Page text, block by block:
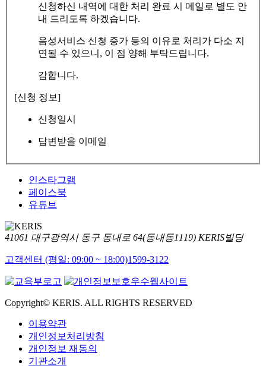
신청하신 내역에 대한 처리 완료 시 메일로 별도 안
내 드리도록 하겠습니다.
음성서비스 신청 증가 등의 이유로 처리가 다소 지
연될 수 있으니, 이 점 양해 부탁드립니다.
감합니다.
[신청 정보]
신청일시
답변받을 이메일
인스타그램
페이스북
유튜브
41061 대구광역시 동구 동내로 64(동내동1119) KERIS빌딩
고객센터 (평일: 09:00 ~ 18:00)1599-3122
Copyright© KERIS. ALL RIGHTS RESERVED
이용약관
개인정보처리방침
개인정보 재동의
기관소개